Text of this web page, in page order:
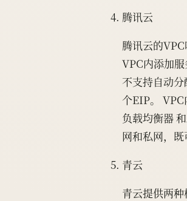
腾讯云
腾讯云的
VPC内添加
不支持自动
个EIP。 VPC
负载均衡器
网和私网，既
青云
青云提供两